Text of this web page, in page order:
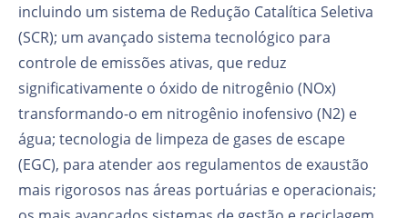
incluindo um sistema de Redução Catalítica Seletiva
(SCR); um avançado sistema tecnológico para
controle de emissões ativas, que reduz
significativamente o óxido de nitrogênio (NOx)
transformando-o em nitrogênio inofensivo (N2) e
água; tecnologia de limpeza de gases de escape
(EGC), para atender aos regulamentos de exaustão
mais rigorosos nas áreas portuárias e operacionais;